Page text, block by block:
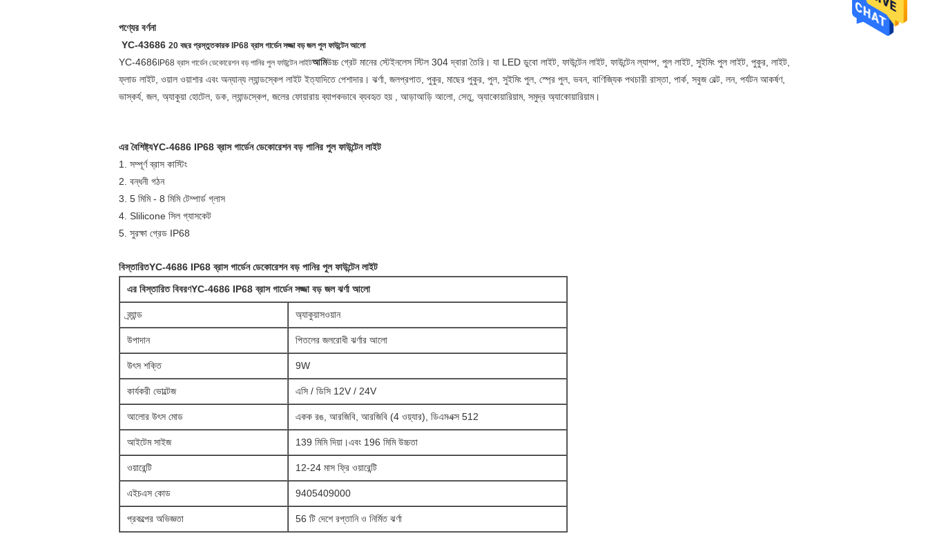
পণ্যের বর্ণনা
YC-43686 20 বছর প্রস্তুতকারক IP68 ব্রাস গার্ডেন সজ্জা বড় জল পুল ফাউন্টেন আলো
YC-4686 IP68 ব্রাস গার্ডেন ডেকোরেশন বড় পানির পুল ফাউন্টেন লাইটআমিউচ্চ গ্রেট মানের স্টেইনলেস স্টিল 304 দ্বারা তৈরি। যা LED ডুবো লাইট, ফাউন্টেন লাইট, ফাউন্টেন ল্যাম্প, পুল লাইট, সুইমিং পুল লাইট, পুকুর, লাইট,
ফ্লাড লাইট, ওয়াল ওয়াশার এবং অন্যান্য ল্যান্ডস্কেপ লাইট ইত্যাদিতে পেশাদার। ঝর্ণা, জলপ্রপাত, পুকুর, মাছের পুকুর, পুল, সুইমিং পুল, স্প্রে পুল, ভবন, বাণিজ্যিক পথচারী রাস্তা, পার্ক, সবুজ বেল্ট, লন, পর্যটন আকর্ষণ,
ভাস্কর্য, জল, অ্যাকুয়া হোটেল, ডক, ল্যান্ডস্কেপ, জলের ফোয়ারায় ব্যাপকভাবে ব্যবহৃত হয় , আড়াআড়ি আলো, সেতু, অ্যাকোয়ারিয়াম, সমুদ্র অ্যাকোয়ারিয়াম।
এর বৈশিষ্ট্যYC-4686 IP68 ব্রাস গার্ডেন ডেকোরেশন বড় পানির পুল ফাউন্টেন লাইট
1. সম্পূর্ণ ব্রাস কাস্টিং
2. বন্ধনী গঠন
3. 5 মিমি - 8 মিমি টেম্পার্ড গ্লাস
4. Slilicone সিল গ্যাসকেট
5. সুরক্ষা গ্রেড IP68
বিস্তারিতYC-4686 IP68 ব্রাস গার্ডেন ডেকোরেশন বড় পানির পুল ফাউন্টেন লাইট
এর বিস্তারিত বিবরণYC-4686 IP68 ব্রাস গার্ডেন সজ্জা বড় জল ঝর্ণা আলো
ব্র্যান্ড অ্যাকুয়াসওয়ান
উপাদান পিতলের জলরোধী ঝর্ণার আলো
উৎস শক্তি 9W
কার্যকরী ভোল্টেজ এসি / ডিসি 12V / 24V
আলোর উৎস মোড একক রঙ, আরজিবি, আরজিবি (4 ওয়্যার), ডিএমএক্স 512
আইটেম সাইজ 139 মিমি দিয়া।এবং 196 মিমি উচ্চতা
ওয়ারেন্টি 12-24 মাস ফ্রি ওয়ারেন্টি
এইচএস কোড 9405409000
প্রকল্পের অভিজ্ঞতা 56 টি দেশে রপ্তানি ও নির্মিত ঝর্ণা